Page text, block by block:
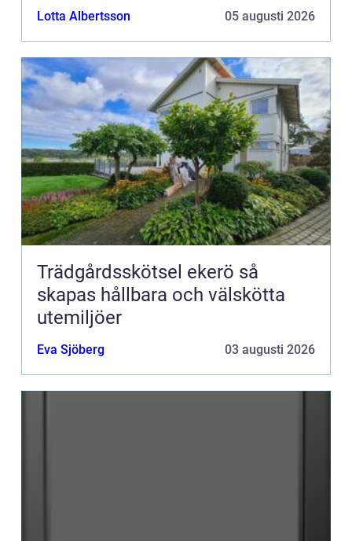
Lotta Albertsson 05 augusti 2026
Trädgårdsskötsel ekerö så
skapas hållbara och välskötta
utemiljöer
Eva Sjöberg 03 augusti 2026